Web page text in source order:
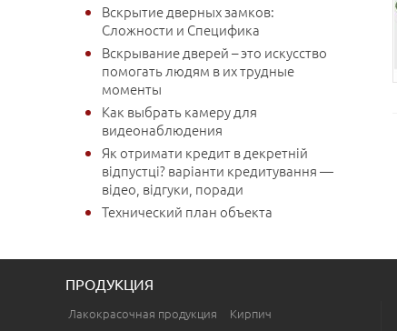
Вскрытие дверных замков:
Сложности и Специфика
Вскрывание дверей – это искусство
помогать людям в их трудные
моменты
Как выбрать камеру для
видеонаблюдения
Як отримати кредит в декретній
відпустці? варіанти кредитування —
відео, відгуки, поради
Технический план объекта
ПРОДУКЦИЯ
Лакокрасочная продукция
Кирпич